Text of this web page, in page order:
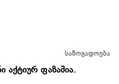
საზოგადოება
აქტიურ ფაზაშია.